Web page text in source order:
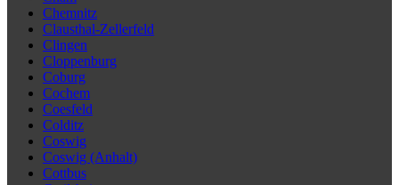
Chemnitz
Clausthal-Zellerfeld
Clingen
Cloppenburg
Coburg
Cochem
Coesfeld
Colditz
Coswig
Coswig (Anhalt)
Cottbus